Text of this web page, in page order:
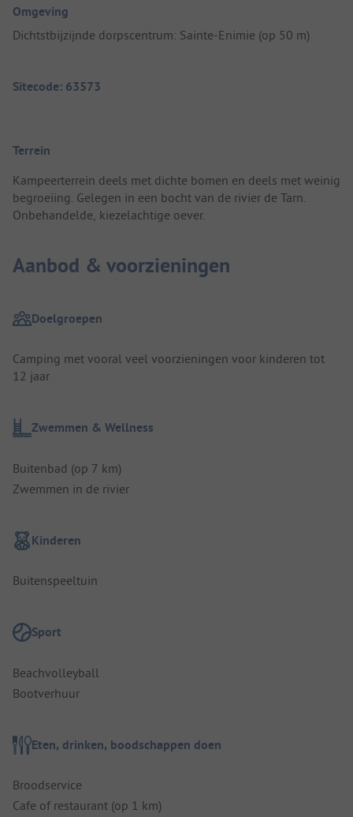
Omgeving
Dichtstbijzijnde dorpscentrum: Sainte-Enimie (op 50 m)
Sitecode: 63573
Terrein
Kampeerterrein deels met dichte bomen en deels met weinig
begroeiing. Gelegen in een bocht van de rivier de Tarn.
Onbehandelde, kiezelachtige oever.
Aanbod & voorzieningen
Doelgroepen
Camping met vooral veel voorzieningen voor kinderen tot
12 jaar
Zwemmen & Wellness
Buitenbad (op 7 km)
Zwemmen in de rivier
Kinderen
Buitenspeeltuin
Sport
Beachvolleyball
Bootverhuur
Eten, drinken, boodschappen doen
Broodservice
Cafe of restaurant (op 1 km)